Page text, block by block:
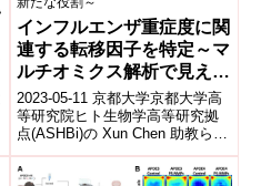
インフルエンザ重症度に関
連する転移因子を特定～マ
ルチオミクス解析で見えた
「動く遺伝子」の新たな役
割～
2023-05-11 京都大学京都大学高
等研究院ヒト生物学高等研究拠
点(ASHBi)の Xun Chen 助教らの
国際的な 研究グループ は、遺伝
子・RNA・タ...